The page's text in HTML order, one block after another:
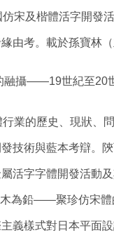
宋及楷體活字開發
由考。載於孫寶林
融攝——19世紀至
業的歷史、現狀、
技術與藍本考辯。
活字字體開發活動
為鉛——聚珍仿宋體
義樣式對日本平面